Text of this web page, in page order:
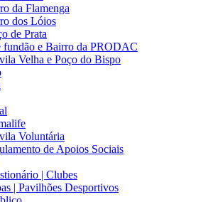
da Flamenga
dos Lóios
de Prata
fundão e Bairro da PRODAC
Velha e Poço do Bispo
Voluntária
de Apoios Sociais
| Clubes
| Pavilhões Desportivos